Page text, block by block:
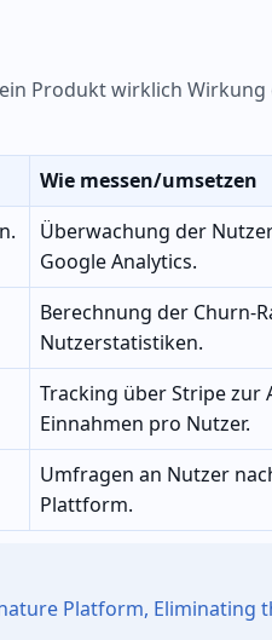
Produkt wirklich
Wie messen/umsetzen
Überwachung der
Google Analytics.
Berechnung der Churn-
Nutzerstatistiken.
Tracking über Stripe zur
Einnahmen pro Nutzer.
Umfragen an Nutzer
Plattform.
Platform, Eliminating